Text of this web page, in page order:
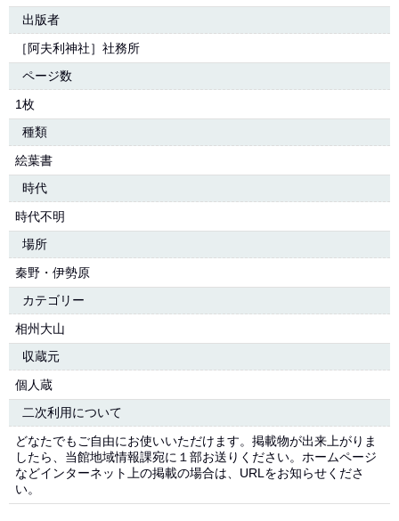
出版者
［阿夫利神社］社務所
ページ数
1枚
種類
絵葉書
時代
時代不明
場所
秦野・伊勢原
カテゴリー
相州大山
収蔵元
個人蔵
二次利用について
どなたでもご自由にお使いいただけます。掲載物が出来上がりま
したら、当館地域情報課宛に１部お送りください。ホームページ
などインターネット上の掲載の場合は、URLをお知らせくださ
い。